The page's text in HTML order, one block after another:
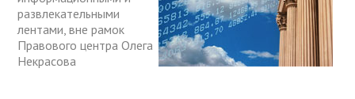
развлекательными
лентами, вне рамок
Правового центра Олега
Некрасова